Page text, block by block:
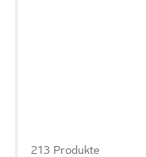
213 Produkte